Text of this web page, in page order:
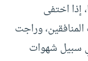
إذا اختفى
وراجت
سبيل شهوات